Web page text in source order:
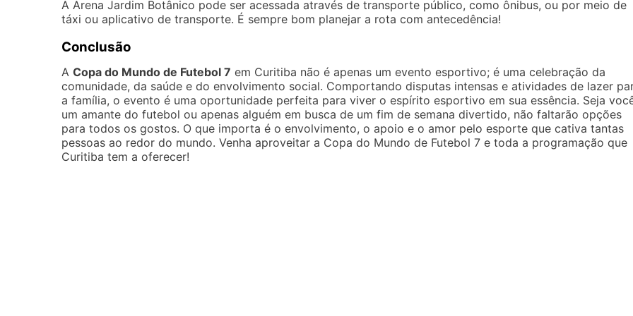
A Arena Jardim Botânico pode ser acessada através de transporte público, como ônibus, ou por meio de
táxi ou aplicativo de transporte. É sempre bom planejar a rota com antecedência!
Conclusão
A Copa do Mundo de Futebol 7 em Curitiba não é apenas um evento esportivo; é uma celebração da
comunidade, da saúde e do envolvimento social. Comportando disputas intensas e atividades de lazer
a família, o evento é uma oportunidade perfeita para viver o espírito esportivo em sua essência. Seja
um amante do futebol ou apenas alguém em busca de um fim de semana divertido, não faltarão opções
para todos os gostos. O que importa é o envolvimento, o apoio e o amor pelo esporte que cativa tantas
pessoas ao redor do mundo. Venha aproveitar a Copa do Mundo de Futebol 7 e toda a programação que
Curitiba tem a oferecer!